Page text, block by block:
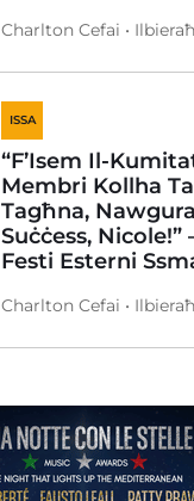
Charlton Cefai • Ilbieraħ
ISSA
“F’Isem Il-
Membri Kollha
Tagħna,
Suċċess, Nicole!”
Festi Esterni
Charlton Cefai • Ilbieraħ